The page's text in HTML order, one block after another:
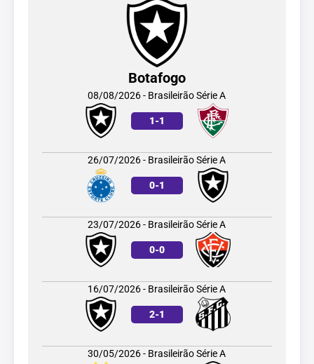
Botafogo
08/08/2026 - Brasileirão Série A
1-1
26/07/2026 - Brasileirão Série A
0-1
23/07/2026 - Brasileirão Série A
0-0
16/07/2026 - Brasileirão Série A
2-1
30/05/2026 - Brasileirão Série A